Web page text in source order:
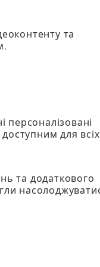
та
для
та додаткового